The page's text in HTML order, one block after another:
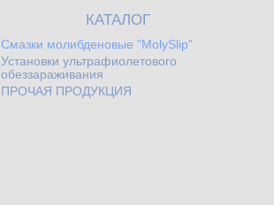
КАТАЛОГ
Смазки молибденовые "MolySlip"
Установки ультрафиолетового
обеззараживания
ПРОЧАЯ ПРОДУКЦИЯ